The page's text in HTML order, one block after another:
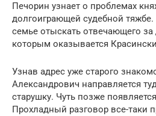
Печорин узнает о проблемах
долгоиграющей судебной
семье отыскать отвечающего
которым оказывается
Узнав адрес уже старого
Александрович направляется
старушку. Чуть позже
Прохладный разговор все-таки